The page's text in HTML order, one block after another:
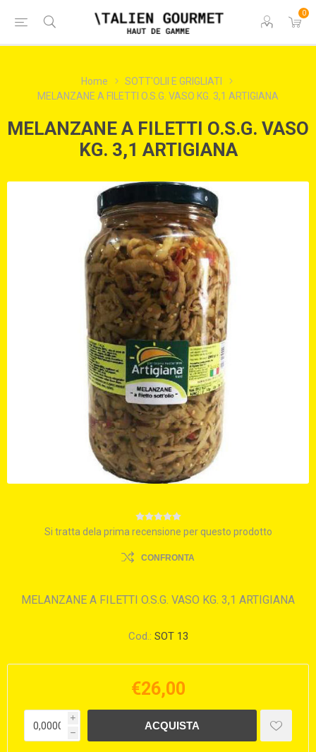
0
Home
SOTT'OLII E GRIGLIATI
MELANZANE A FILETTI O.S.G. VASO KG. 3,1 ARTIGIANA
MELANZANE A FILETTI O.S.G. VASO
KG. 3,1 ARTIGIANA
Si tratta dela prima recensione per questo prodotto
CONFRONTA
MELANZANE A FILETTI O.S.G. VASO KG. 3,1 ARTIGIANA
Cod.: SOT 13
€26,00
i
h